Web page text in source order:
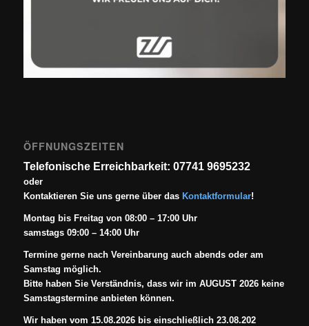
ÖFFNUNGSZEITEN
Telefonische Erreichbarkeit: 07741 9695232
oder
Kontaktieren Sie uns gerne über das Kontaktformular!
Montag bis Freitag von 08:00 – 17:00 Uhr
samstags 09:00 – 14:00 Uhr
Termine gerne nach Vereinbarung auch abends oder am
Samstag möglich.
Bitte haben Sie Verständnis, dass wir im AUGUST 2026 keine
Samstagstermine anbieten können.
Wir haben vom 15.08.2026 bis einschließlich 23.08.202